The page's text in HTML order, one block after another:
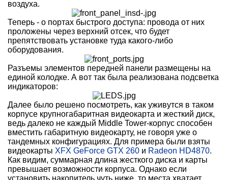
воздуха.
Теперь - о портах быстрого доступа: провода от них
проложены через верхний отсек, что будет
препятствовать установке туда какого-либо
оборудования.
Разъемы элементов передней панели размещены на
единой колодке. А вот так была реализована подсветка
индикаторов:
Далее было решено посмотреть, как уживутся в таком
корпусе крупногабаритная видеокарта и жесткий диск,
ведь далеко не каждый Middle Tower-корпус способен
вместить габаритную видеокарту, не говоря уже о
тандемных конфигурациях. Для примера были взяты
видеокарты XFX GeForce GTX 260 и Radeon HD4870.
Как видим, суммарная длина жесткого диска и карты
превышает возможности корпуса. Однако если
установить накопитель чуть ниже, то места хватает